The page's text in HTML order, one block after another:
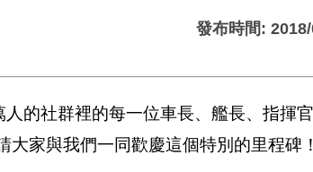
發布時間:
的社群裡的每一位車長、艦長、指揮
家與我們一同歡慶這個特別的里程碑！